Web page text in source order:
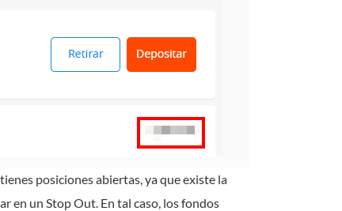
posiciones abiertas, ya que existe la
en un Stop Out. En tal caso, los fondos